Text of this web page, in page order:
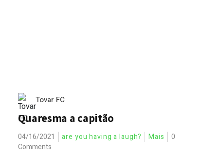
Tovar FC
Quaresma a capitão
04/16/2021 are you having a laugh? Mais
0
Comments